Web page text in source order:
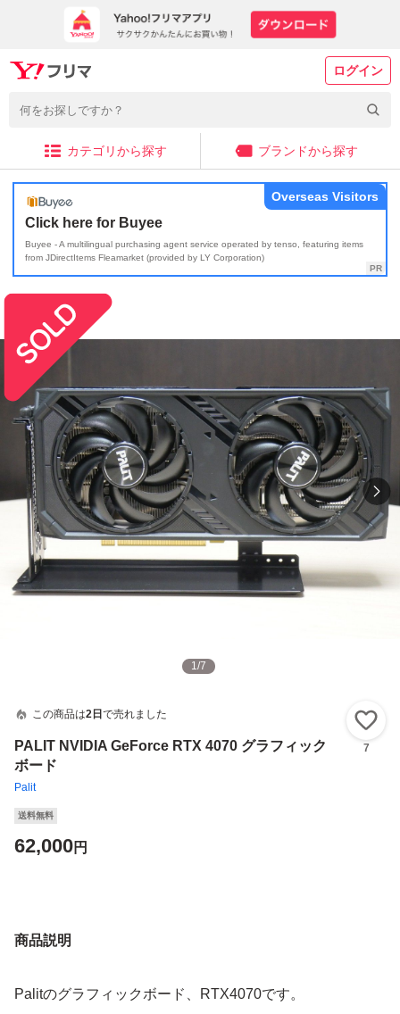
ログイン
カテゴリから探す ブランドから探す
Click here for Buyee
Buyee - A multilingual purchasing agent service operated by tenso, featuring items
from JDirectItems Fleamarket (provided by LY Corporation)
Overseas Visitors
1/7
この商品は2日 で売れました
PALIT NVIDIA GeForce RTX 4070 グラフィック
ボード
Palit
7
送料無料
62,000円
商品説明
Palitのグラフィックボード、RTX4070です。